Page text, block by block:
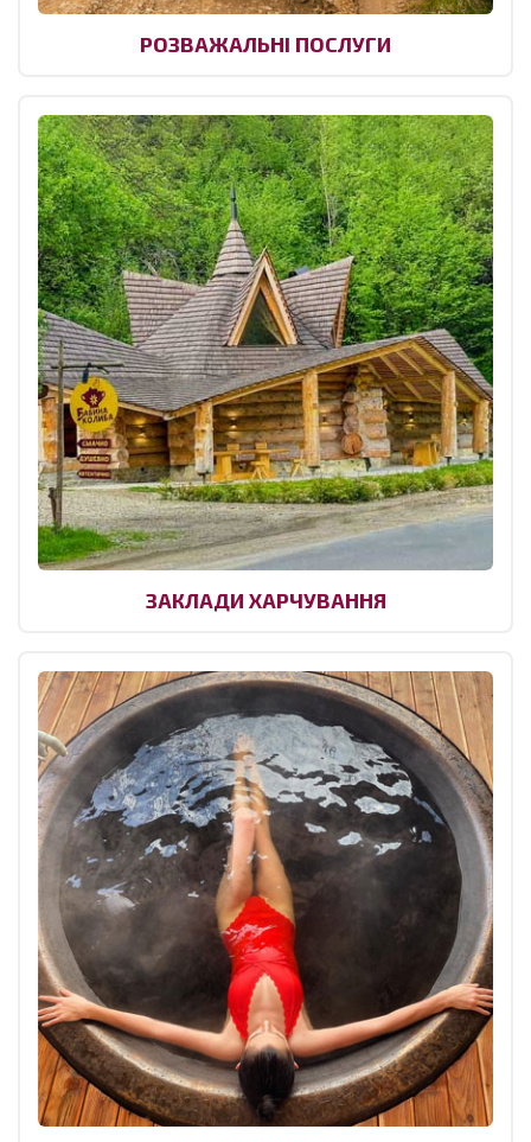
РОЗВАЖАЛЬНІ ПОСЛУГИ
ЗАКЛАДИ ХАРЧУВАННЯ